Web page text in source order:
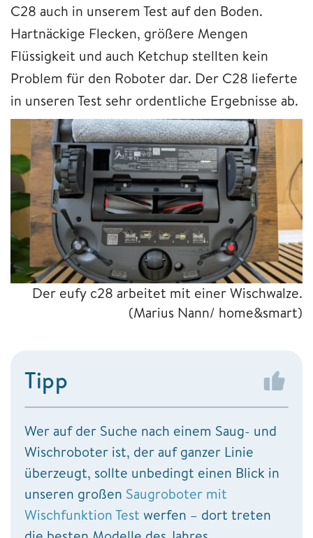
C28 auch in unserem Test auf den Boden.
Hartnäckige Flecken, größere Mengen
Flüssigkeit und auch Ketchup stellten kein
Problem für den Roboter dar. Der C28 lieferte
in unseren Test sehr ordentliche Ergebnisse ab.
Der eufy c28 arbeitet mit einer Wischwalze.
(Marius Nann/ home&smart)
Tipp
Wer auf der Suche nach einem Saug- und
Wischroboter ist, der auf ganzer Linie
überzeugt, sollte unbedingt einen Blick in
unseren großen Saugroboter mit
Wischfunktion Test werfen – dort treten